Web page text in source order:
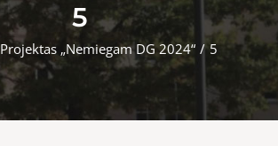
5
Projektas „Nemiegam DG 2024“ / 5